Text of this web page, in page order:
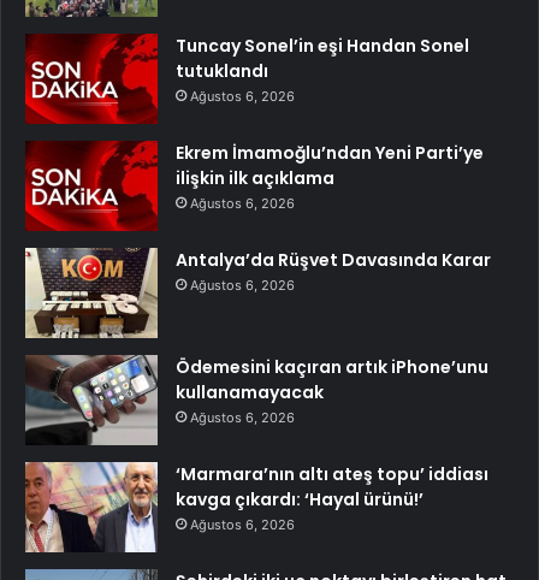
Tuncay Sonel’in eşi Handan Sonel
tutuklandı
Ağustos 6, 2026
Ekrem İmamoğlu’ndan Yeni Parti’ye
ilişkin ilk açıklama
Ağustos 6, 2026
Antalya’da Rüşvet Davasında Karar
Ağustos 6, 2026
Ödemesini kaçıran artık iPhone’unu
kullanamayacak
Ağustos 6, 2026
‘Marmara’nın altı ateş topu’ iddiası
kavga çıkardı: ‘Hayal ürünü!’
Ağustos 6, 2026